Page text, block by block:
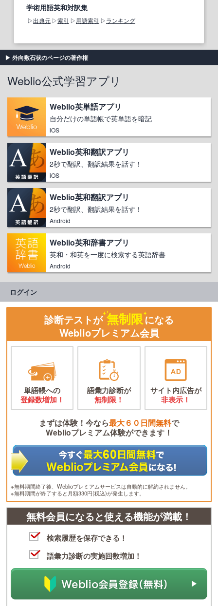
学術用語英和対訳集
出典元 索引 用語索引 ランキング
外向敷石状のページの著作権
Weblio公式学習アプリ
Weblio英単語アプリ
自分だけの単語帳で英単語を暗記
iOS
Weblio英和翻訳アプリ
2秒で翻訳、翻訳結果を話す！
iOS
Weblio英和翻訳アプリ
2秒で翻訳、翻訳結果を話す！
Android
Weblio英和辞書アプリ
英和・和英を一度に検索する英語辞書
Android
ログイン
診断テストが 無制限になる
Weblioプレミアム会員
単語帳への
登録数増加！
語彙力診断が
無制限！
サイト内広告が
非表示！
まずは体験！今なら最大６０日間無料で
Weblioプレミアム体験ができます！
※無料期間終了後、Weblioプレミアムサービスは自動的に解約されません。
※無料期間が終了すると月額330円(税込)が発生します。
無料会員になると使える機能が満載！
検索履歴を保存できる！
語彙力診断の実施回数増加！